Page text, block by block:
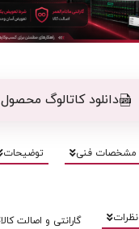
دانلود کاتالوگ محصول
مشخصات فنی توضیحات
نظرات گارانتی و اصالت کالا